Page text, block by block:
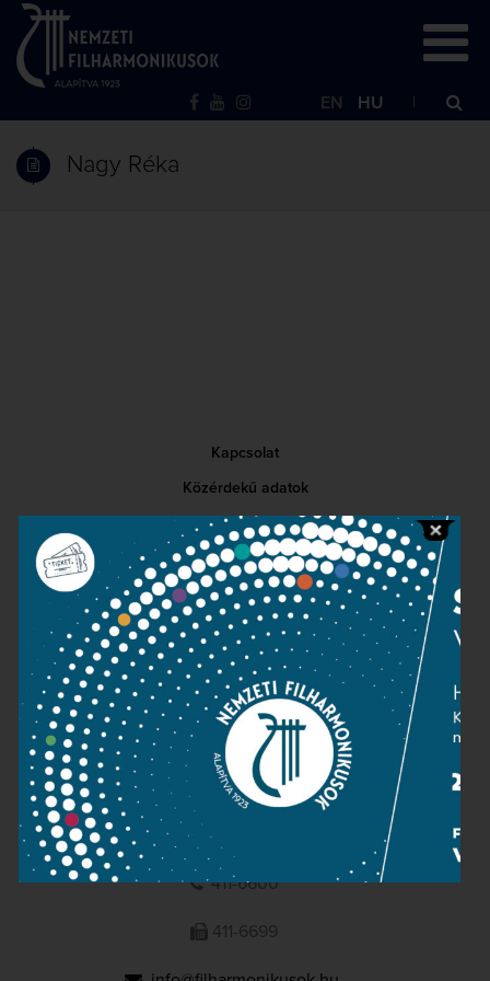
EN HU
Nagy Réka
Kapcsolat
Közérdekű adatok
Sajtószoba
Adatvédelem
Impresszum
NEMZETI
FILHARMONIKUSOK
1095 Budapest, Komor Marcell u. 1. (Müpa)
411-6600
411-6699